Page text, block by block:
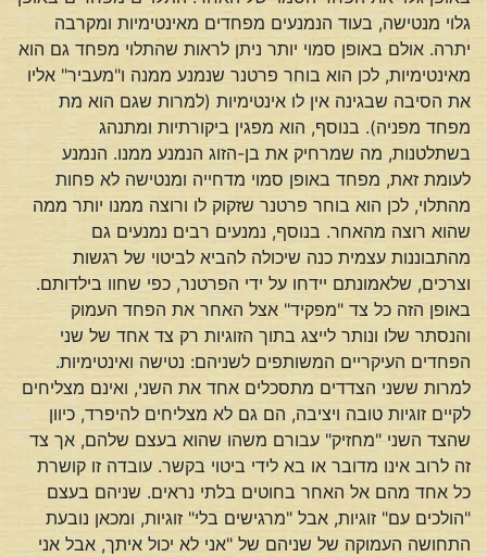
גלוי מנטישה, בעוד הנמנעים מפחדים מאינטימיות ומקרבה
יתרה. אולם באופן סמוי יותר ניתן לראות שהתלוי מפחד גם הוא
מאינטימיות, לכן הוא בוחר פרטנר שנמנע ממנה ו"מעביר" אליו
את הסיבה שבגינה אין לו אינטימיות (למרות שגם הוא מת
מפחד מפניה). בנוסף, הוא מפגין ביקורתיות ומתנהג
בשתלטנות, מה שמרחיק את בן-הזוג הנמנע ממנו. הנמנע
לעומת זאת, מפחד באופן סמוי מדחייה ומנטישה לא פחות
מהתלוי, לכן הוא בוחר פרטנר שזקוק לו ורוצה ממנו יותר ממה
שהוא רוצה מהאחר. בנוסף, נמנעים רבים נמנעים גם
מהתבוננות עצמית כנה שיכולה להביא לביטוי של רגשות
וצרכים, שלאמונתם יידחו על ידי הפרטנר, כפי שחוו בילדותם.
באופן הזה כל צד "מפקיד" אצל האחר את הפחד העמוק
והנסתר שלו ונותר לייצג בתוך הזוגיות רק צד אחד של שני
הפחדים העיקריים המשותפים לשניהם: נטישה ואינטימיות.
למרות ששני הצדדים מתסכלים אחד את השני, ואינם מצליחים
לקיים זוגיות טובה ויציבה, הם גם לא מצליחים להיפרד, כיוון
שהצד השני "מחזיק" עבורם משהו שהוא בעצם שלהם, אך צד
זה לרוב אינו מדובר או בא לידי ביטוי בקשר. עובדה זו קושרת
כל אחד מהם אל האחר בחוטים בלתי נראים. שניהם בעצם
"הולכים עם" זוגיות, אבל "מרגישים בלי" זוגיות, ומכאן נובעת
התחושה העמוקה של שניהם של "אני לא יכול איתך, אבל אני